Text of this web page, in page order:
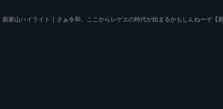
新家山ハイライト | さぁ令和、ここからレゲエの時代が始まるかもしんねーぞ【